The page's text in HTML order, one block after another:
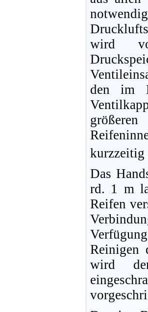
wird
den im
kurzzeitig
Das
rd. 1 m
Reifen
Reinigen
wird